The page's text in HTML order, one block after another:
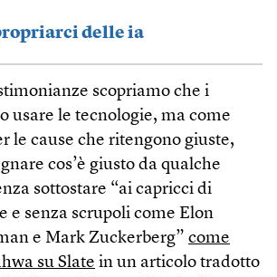
delle ia
scopriamo che i
usare le tecnologie, ma come
le cause che ritengono giuste,
cos’è giusto da qualche
sottostare “ai capricci di
e senza scrupoli come Elon
e Mark Zuckerberg” come
su Slate in un articolo tradotto